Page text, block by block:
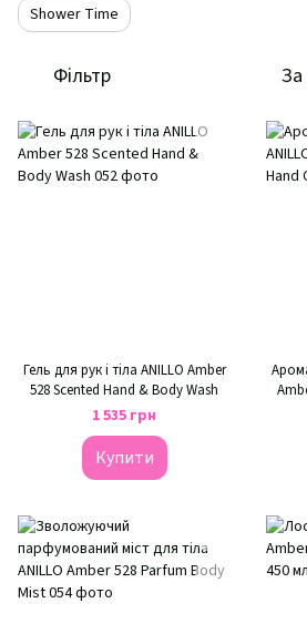
Shower Time
Фільтр За
Гель для рук і тіла ANILLO Amber
528 Scented Hand & Body Wash
1 535 грн
Купити